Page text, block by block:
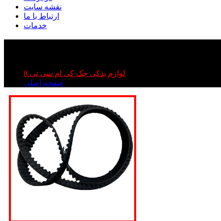
نقشه سایت
ارتباط با ما
خدمات
لوازم یدکی جک کی ام سی تی 8
صفحه اصلی